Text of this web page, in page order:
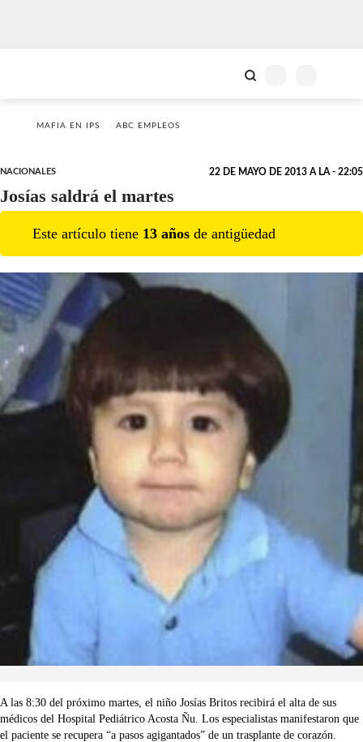
MAFIA EN IPS ABC EMPLEOS
NACIONALES 22 DE MAYO DE 2013 A LA - 22:05
Josías saldrá el martes
Este artículo tiene 13 años de antigüedad
A las 8:30 del próximo martes, el niño Josías Britos recibirá el alta de sus
médicos del Hospital Pediátrico Acosta Ñu. Los especialistas manifestaron que
el paciente se recupera “a pasos agigantados” de un trasplante de corazón.